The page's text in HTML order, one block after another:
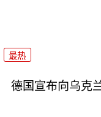
最热
德国宣布向乌克